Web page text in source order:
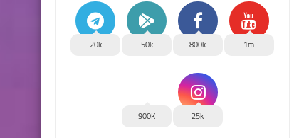
1m
800k
50k
20k
25k
900K